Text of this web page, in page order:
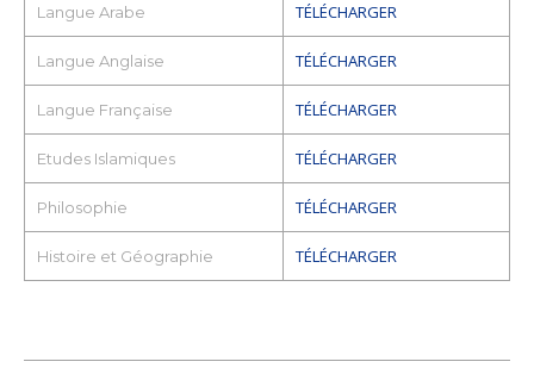
Langue Arabe TÉLÉCHARGER
Langue Anglaise TÉLÉCHARGER
Langue Française TÉLÉCHARGER
Etudes Islamiques TÉLÉCHARGER
Philosophie TÉLÉCHARGER
Histoire et Géographie TÉLÉCHARGER